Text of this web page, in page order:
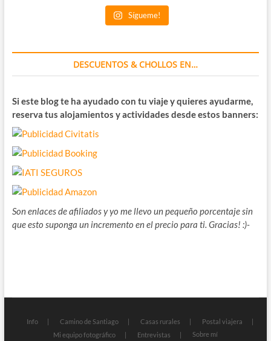
Sígueme!
DESCUENTOS & CHOLLOS EN…
Si este blog te ha ayudado con tu viaje y quieres ayudarme,
reserva tus alojamientos y actividades desde estos banners:
Son enlaces de afiliados y yo me llevo un pequeño porcentaje sin
que esto suponga un incremento en el precio para ti. Gracias! :)-
Info Camino de Santiago Casas rurales
Postal viajera
Mi equipo fotográfico
Entrevistas Sobre mí